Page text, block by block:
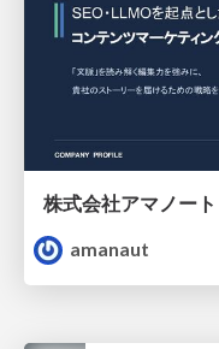
株式会社アマノー
amanaut